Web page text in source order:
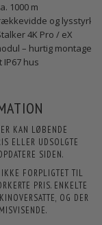
1000 m
og lysstyrke
4K Pro / eX
– hurtig montage
IP67 hus
KAN LØBENDE
ELLER UDSOLGTE
SIDEN.
IKKE FORPLIGTET TIL
PRIS. ENKELTE
OG DER